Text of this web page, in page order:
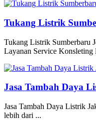
Tukang Listrik
Tukang Listrik Sumberbaru
Layanan Service Konsleting
Jasa Tambah Daya
Jasa Tambah Daya Listrik
lebih dari ...